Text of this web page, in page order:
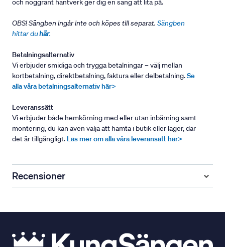
och noggrant hantverk ger dig en säng att lita på.
OBS! Sängben ingår inte och köpes till separat. Sängben
hittar duhär.
Betalningsalternativ
Vi erbjuder smidiga och trygga betalningar – välj mellan
kortbetalning, direktbetalning, faktura eller delbetalning.Se
alla våra betalningsalternativ här>
Leveranssätt
Vi erbjuder både hemkörning med eller utan inbärning samt
montering, du kan även välja att hämta i butik eller lager, där
det är tillgängligt. Läs mer om alla våra leveransätt här>
Recensioner